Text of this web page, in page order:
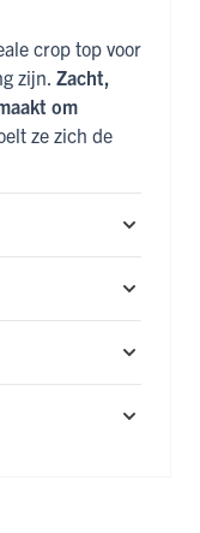
crop top voor
zijn. Zacht,
om
ze zich de